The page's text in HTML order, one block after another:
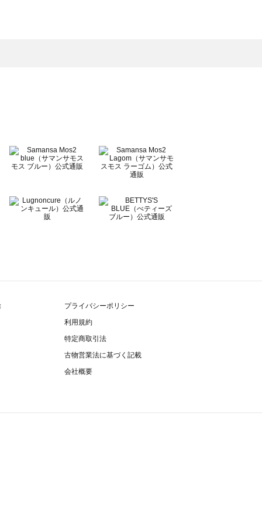
プライバシーポリシー
利用規約
特定商取引法
古物営業法に基づく記載
会社概要